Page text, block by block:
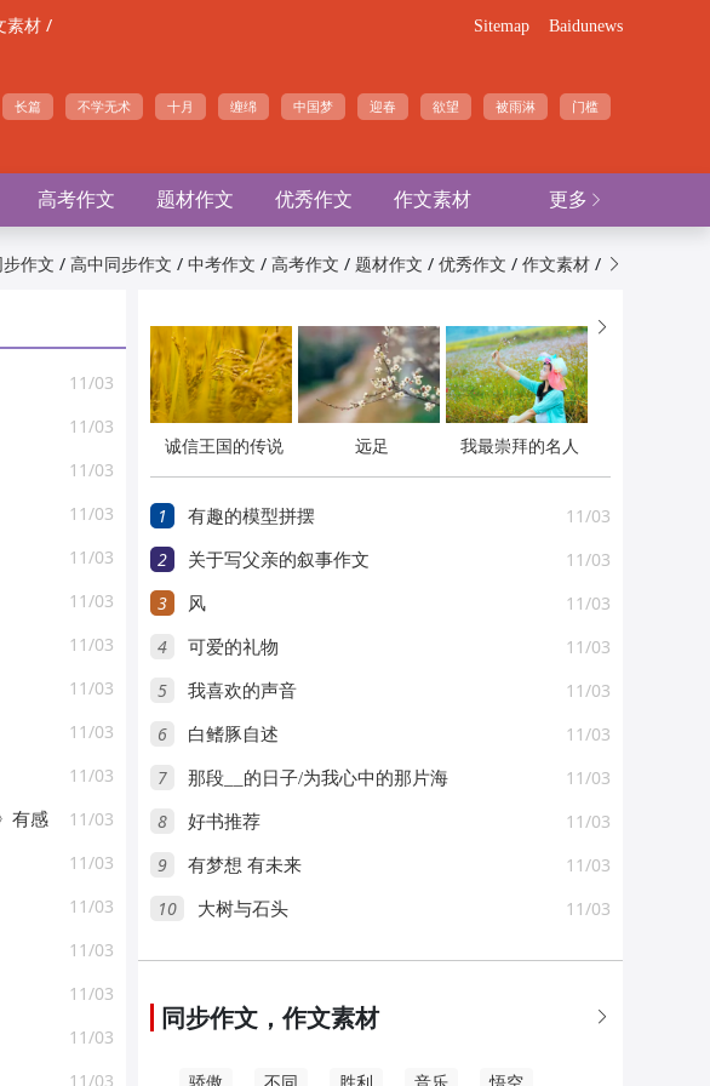
素材 / Sitemap Baidunews
长篇 不学无术 十月 缠绵 中国梦 迎春 欲望 被雨淋 门槛
更多 
高考作文 题材作文 优秀作文 作文素材
作文 / 高中同步作文 / 中考作文 / 高考作文 / 题材作文 / 优秀作文 / 作文素材 / 
11/03
11/03
11/03
11/03
11/03
11/03
11/03
11/03
11/03
11/03
11/03
有感
11/03
11/03
11/03
11/03
11/03
11/03

诚信王国的传说 远足 我最崇拜的名人
1 11/03
有趣的模型拼摆
2 11/03
关于写父亲的叙事作文
3 11/03
风
4 11/03
可爱的礼物
5 11/03
我喜欢的声音
6 11/03
白鳍豚自述
7 11/03
那段__的日子/为我心中的那片海
8 11/03
好书推荐
9 11/03
有梦想 有未来
10 11/03
大树与石头

同步作文，作文素材